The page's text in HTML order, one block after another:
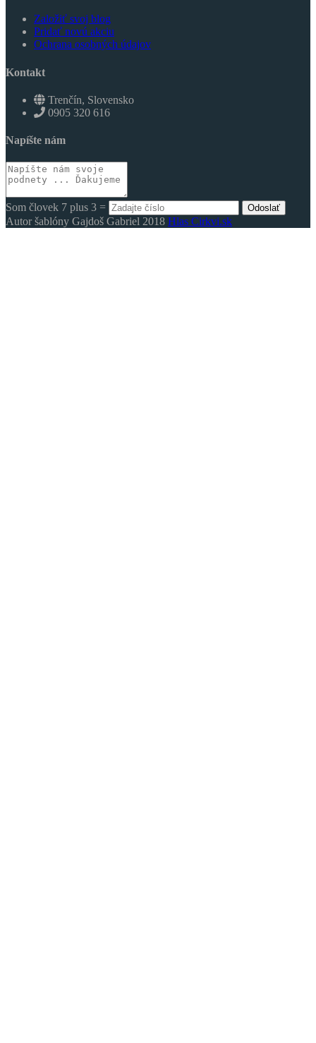
Založiť svoj blog
Pridať novú akciu
Ochrana osobných údajov
Kontakt
Trenčín, Slovensko
0905 320 616
Napíšte nám
Som človek 7 plus 3 = Odoslať
Autor šablóny Gajdoš Gabriel 2018 Hlas Cirkvi.sk